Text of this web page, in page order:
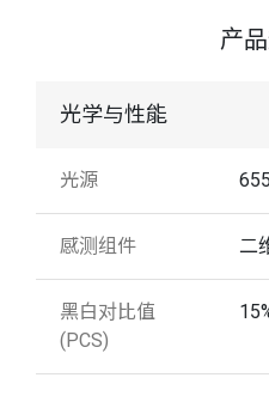
产
光学与性能
光源
感测组件 二
黑白对比值
(PCS)